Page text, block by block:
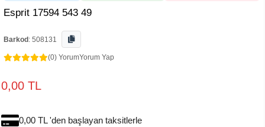
Esprit 17594 543 49
Barkod : 508131
(0) YorumYorum Yap
0,00 TL
0,00 TL 'den başlayan taksitlerle